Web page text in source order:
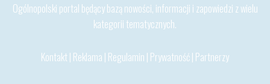
Ogólnopolski portal będący bazą nowości, informacji i zapowiedzi z wielu
kategorii tematycznych.
Kontakt | Reklama | Regulamin | Prywatność| Partnerzy